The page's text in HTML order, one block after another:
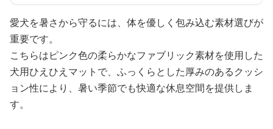
愛犬を暑さから守るには、体を優しく包み込む素材選びが
重要です。
こちらはピンク色の柔らかなファブリック素材を使用した
犬用ひえひえマットで、ふっくらとした厚みのあるクッシ
ョン性により、暑い季節でも快適な休息空間を提供しま
す。